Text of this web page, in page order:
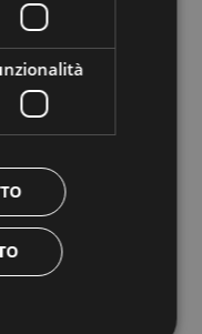
crescita di questi